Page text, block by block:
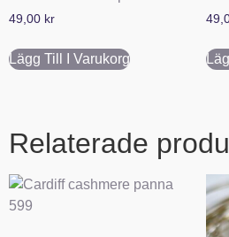
49,00 kr
Lägg Till I Varukorg
Relaterade